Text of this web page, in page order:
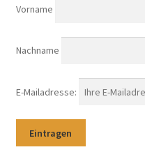
Vorname
Nachname
E-Mailadresse: